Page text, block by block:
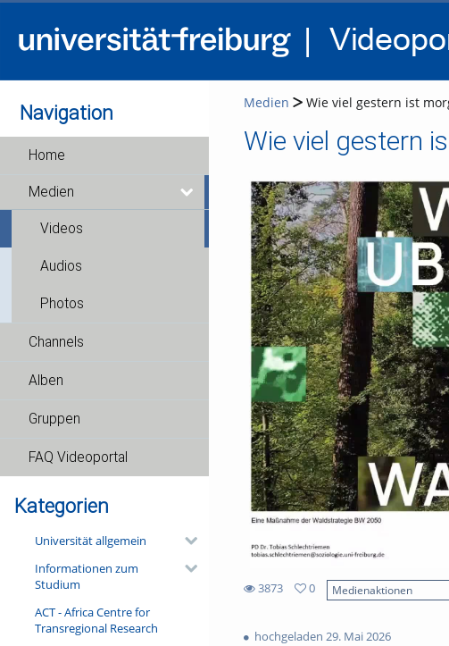
Navigation
Home
Medien
Videos
Audios
Photos
Channels
Alben
Gruppen
FAQ Videoportal
Kategorien
Universität allgemein
Informationen zum
Studium
ACT - Africa Centre for
Transregional Research
Medien Wie viel gestern ist
3873
views
0
Medienaktionen
hochgeladen 29. Mai 2026